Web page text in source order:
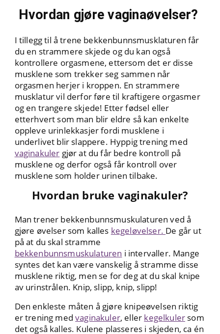
Hvordan gjøre vaginaøvelser?
I tillegg til å trene bekkenbunnsmusklaturen får
du en strammere skjede og du kan også
kontrollere orgasmene, ettersom det er disse
musklene som trekker seg sammen når
orgasmen herjer i kroppen. En strammere
musklatur vil derfor føre til kraftigere orgasmer
og en trangere skjede! Etter fødsel eller
etterhvert som man blir eldre så kan enkelte
oppleve urinlekkasjer fordi musklene i
underlivet blir slappere. Hyppig trening med
vaginakuler gjør at du får bedre kontroll på
musklene og derfor også får kontroll over
musklene som holder urinen tilbake.
Hvordan bruke vaginakuler?
Man trener bekkenbunnsmuskulaturen ved å
gjøre øvelser som kalles kegeløvelser. De går ut
på at du skal stramme
bekkenbunnsmuskulaturen i intervaller. Mange
syntes det kan være vanskelig å stramme disse
musklene riktig, men se for deg at du skal knipe
av urinstrålen. Knip, slipp, knip, slipp!
Den enkleste måten å gjøre knipeøvelsen riktig
er trening medvaginakuler, eller kegelkuler som
det også kalles. Kulene plasseres i skjeden, ca én